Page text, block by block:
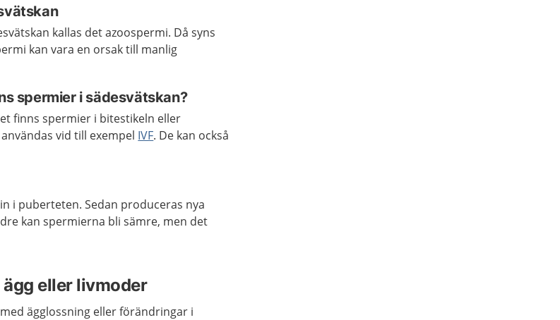
kallas det azoospermi. Då syns
kan vara en orsak till manlig
spermier i sädesvätskan?
finns spermier i bitestikeln eller
vid till exempel IVF. De kan också
i puberteten. Sedan produceras nya
kan spermierna bli sämre, men det
eller livmoder
ägglossning eller förändringar i